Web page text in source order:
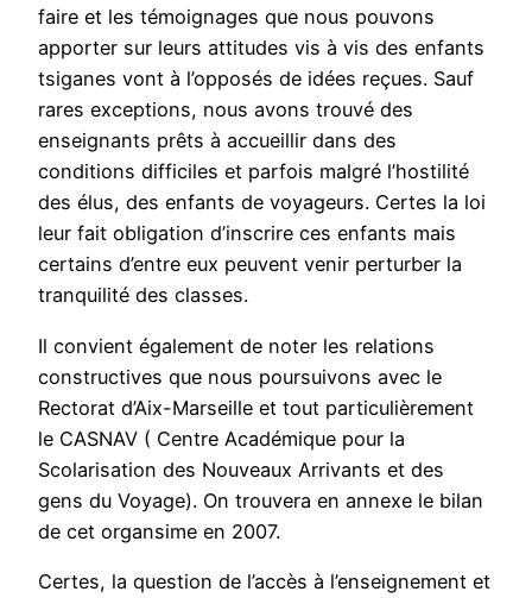
faire et les témoignages que nous pouvons
apporter sur leurs attitudes vis à vis des enfants
tsiganes vont à l’opposés de idées reçues. Sauf
rares exceptions, nous avons trouvé des
enseignants prêts à accueillir dans des
conditions difficiles et parfois malgré l’hostilité
des élus, des enfants de voyageurs. Certes la loi
leur fait obligation d’inscrire ces enfants mais
certains d’entre eux peuvent venir perturber la
tranquilité des classes.
Il convient également de noter les relations
constructives que nous poursuivons avec le
Rectorat d’Aix-Marseille et tout particulièrement
le CASNAV ( Centre Académique pour la
Scolarisation des Nouveaux Arrivants et des
gens du Voyage). On trouvera en annexe le bilan
de cet organsime en 2007.
Certes, la question de l’accès à l’enseignement et